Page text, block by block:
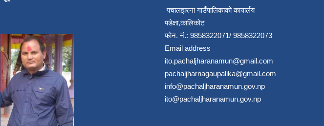
पचालझरना गाउँपालिकाको कायार्लय
पडेक्षा,कालिकोट
फोन. नं.: 9858322071/ 9858322073
Email address
ito.pachaljharanamun@gmail.com
pachaljharnagaupalika@gmail.com
info@pachaljharanamun.gov.np
ito@pachaljharanamun.gov.np